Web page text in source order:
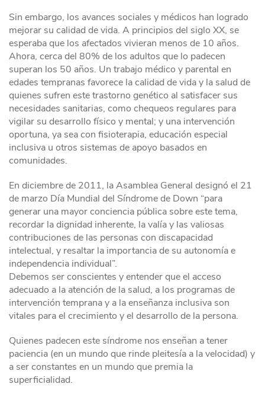
Sin embargo, los avances sociales y médicos han logrado
mejorar su calidad de vida. A principios del siglo XX, se
esperaba que los afectados vivieran menos de 10 años.
Ahora, cerca del 80% de los adultos que lo padecen
superan los 50 años. Un trabajo médico y parental en
edades tempranas favorece la calidad de vida y la salud de
quienes sufren este trastorno genético al satisfacer sus
necesidades sanitarias, como chequeos regulares para
vigilar su desarrollo físico y mental; y una intervención
oportuna, ya sea con fisioterapia, educación especial
inclusiva u otros sistemas de apoyo basados en
comunidades.
En diciembre de 2011, la Asamblea General designó el 21
de marzo Día Mundial del Síndrome de Down “para
generar una mayor conciencia pública sobre este tema,
recordar la dignidad inherente, la valía y las valiosas
contribuciones de las personas con discapacidad
intelectual, y resaltar la importancia de su autonomía e
independencia individual”.
Debemos ser conscientes y entender que el acceso
adecuado a la atención de la salud, a los programas de
intervención temprana y a la enseñanza inclusiva son
vitales para el crecimiento y el desarrollo de la persona.
Quienes padecen este síndrome nos enseñan a tener
paciencia (en un mundo que rinde pleitesía a la velocidad) y
a ser constantes en un mundo que premia la
superficialidad.